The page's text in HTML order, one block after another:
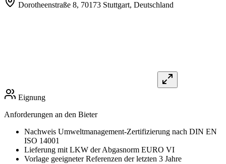
Dorotheenstraße 8, 70173 Stuttgart, Deutschland
Eignung
Anforderungen an den Bieter
Nachweis Umweltmanagement-Zertifizierung nach DIN EN
ISO 14001
Lieferung mit LKW der Abgasnorm EURO VI
Vorlage geeigneter Referenzen der letzten 3 Jahre